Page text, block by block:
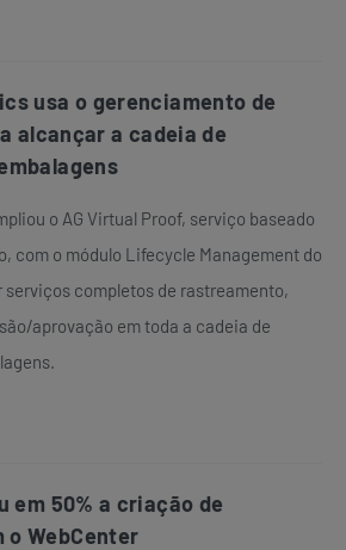
usa o gerenciamento de
alcançar a cadeia de
o AG Virtual Proof, serviço baseado
com o módulo Lifecycle Management do
serviços completos de rastreamento,
aprovação em toda a cadeia de
em 50% a criação de
o WebCenter